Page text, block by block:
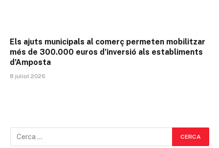
Els ajuts municipals al comerç permeten mobilitzar
més de 300.000 euros d’inversió als establiments
d’Amposta
8 juliol 2026